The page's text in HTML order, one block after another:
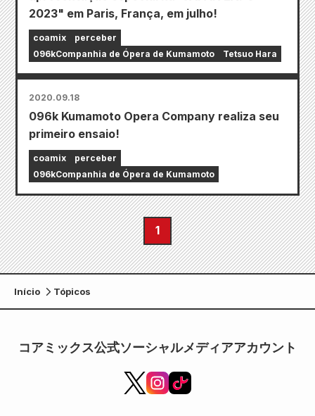
2023" em Paris, França, em julho!
coamix
perceber
096kCompanhia de Ópera de Kumamoto
Tetsuo Hara
2020.09.18
096k Kumamoto Opera Company realiza seu
primeiro ensaio!
coamix
perceber
096kCompanhia de Ópera de Kumamoto
1
Início Tópicos
コアミックス公式ソーシャルメディアアカウント